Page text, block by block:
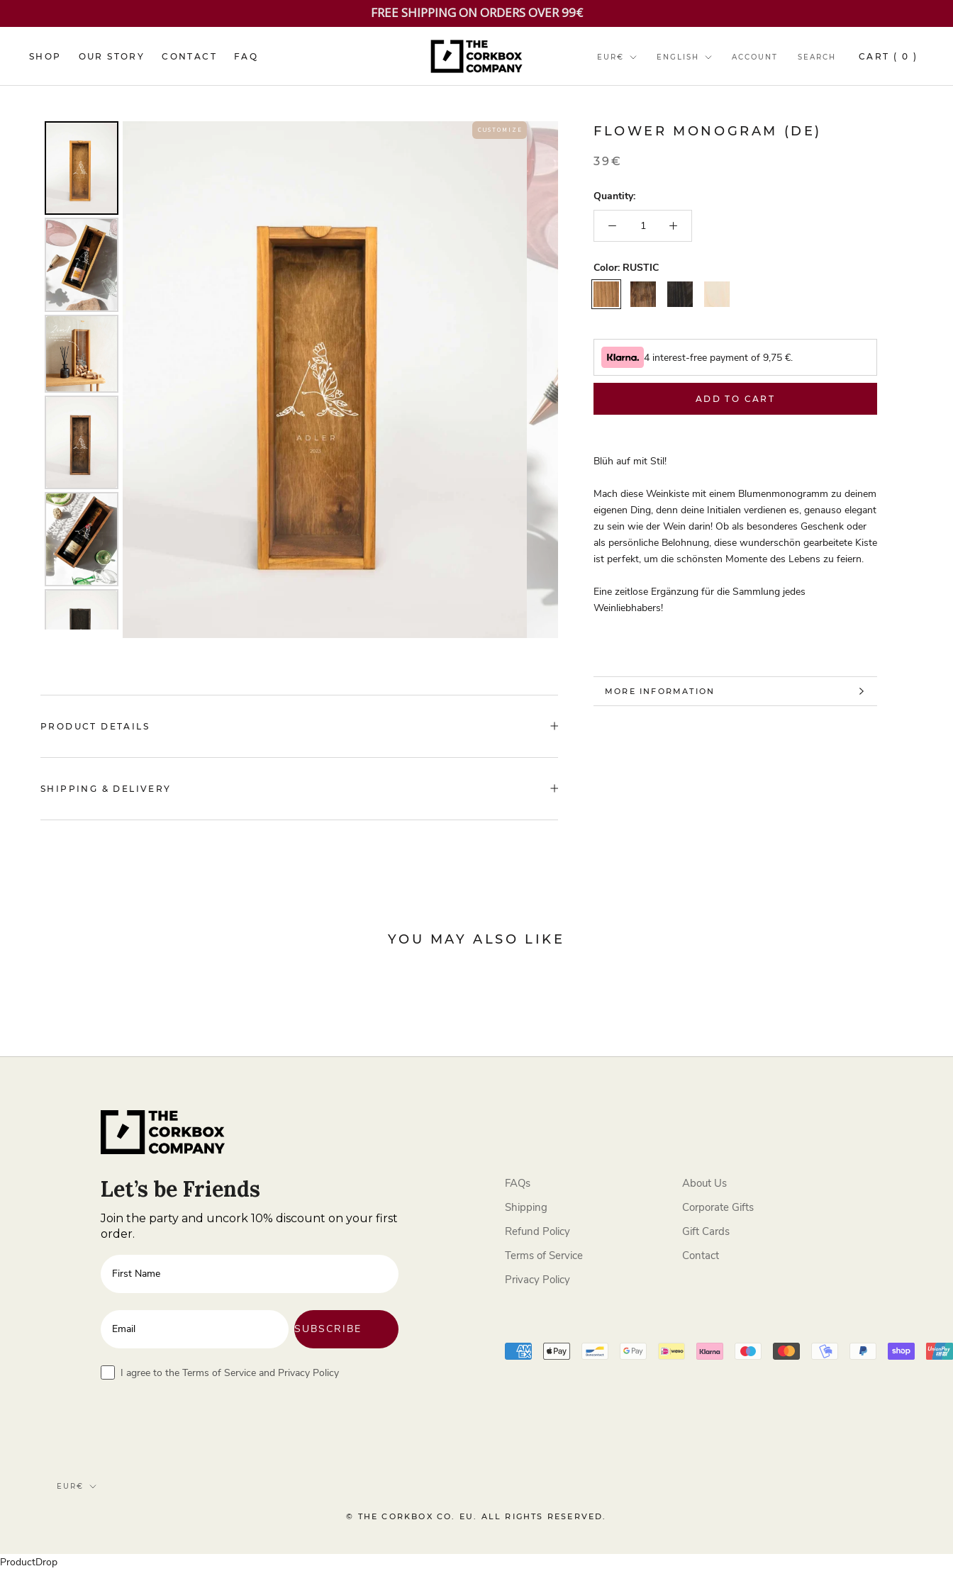
to
FREE SHIPPING ON ORDERS OVER 99€
SHOP OUR STORY CONTACT FAQ Currency
EUR€ Language
ENGLISH ACCOUNT SEARCH CART ( 0 )
C U S T O M I Z E FLOWER MONOGRAM (DE)
39€
Color: RUSTIC
RUSTIC
WALNUT
Quantity:
4 interest-free payment of 9,75 €.
ADD TO CART
Blüh auf mit Stil!
Mach diese Weinkiste mit einem Blumenmonogramm zu deinem
eigenen Ding, denn deine Initialen verdienen es, genauso elegant
zu sein wie der Wein darin! Ob als besonderes Geschenk oder
als persönliche Belohnung, diese wunderschön gearbeitete Kiste
ist perfekt, um die schönsten Momente des Lebens zu feiern.
Eine zeitlose Ergänzung für die Sammlung jedes
Weinliebhabers!
MORE INFORMATION
VIEW IMAGES
PRODUCT DETAILS
SHIPPING & DELIVERY
YOU MAY ALSO LIKE
Let’s be Friends
Join the party and uncork 10% discount on your first
order.
First Name
Enter your email address
SUBSCRIBE
TermsI agree to the Terms of Service and Privacy Policy
FAQs
Shipping
Refund Policy
Terms of Service
Privacy Policy
About Us
Corporate Gifts
Gift Cards
Contact
Currency
EUR€
© THE CORKBOX CO. EU. ALL RIGHTS RESERVED.
ProductDrop